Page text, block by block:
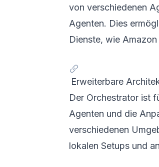
von verschiedenen
Agenten. Dies
Dienste, wie
Erweiterbare
Der Orchestrator ist
Agenten und die
verschiedenen
lokalen Setups und